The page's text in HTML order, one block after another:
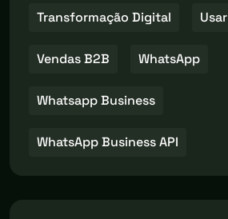
Transformação Digital Usar
Vendas B2B WhatsApp
Whatsapp Business
WhatsApp Business API